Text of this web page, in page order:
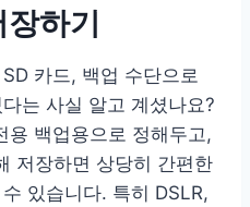
하기
카드, 백업 수단으로
는 사실 알고 계셨나요?
용 백업용으로 정해두고,
저장하면 상당히 간편한
있습니다. 특히 DSLR,